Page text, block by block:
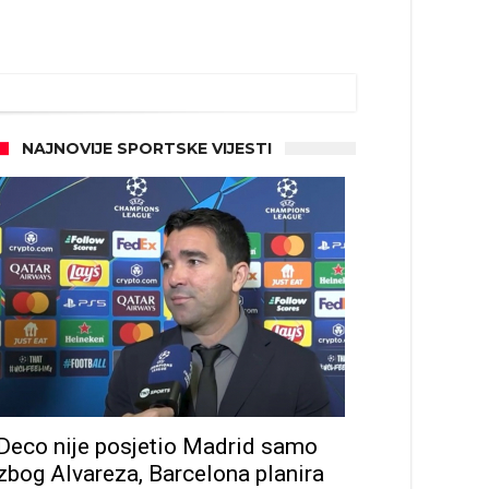
NAJNOVIJE SPORTSKE VIJESTI
nije posjetio Madrid samo
Alvareza, Barcelona planira